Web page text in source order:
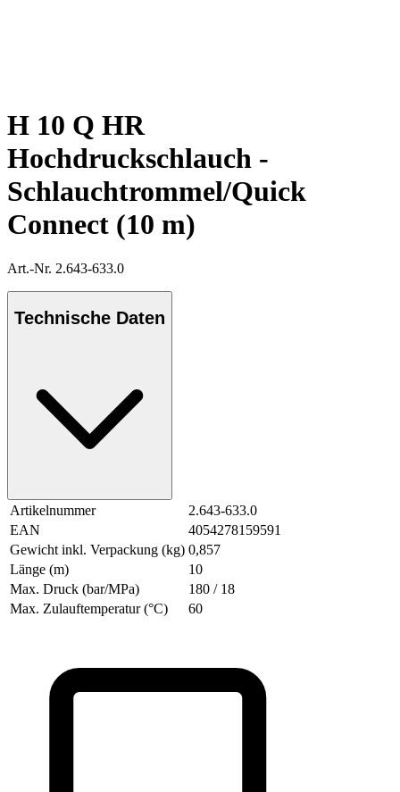
H 10 Q HR
Hochdruckschlauch -
Schlauchtrommel/Quick
Connect (10 m)
Art.-Nr. 2.643-633.0
Technische Daten
Artikelnummer
2.643-633.0
EAN
4054278159591
Gewicht inkl. Verpackung (kg) 0,857
Länge (m)
10
Max. Druck (bar/MPa)
180 / 18
Max. Zulauftemperatur (°C)
60